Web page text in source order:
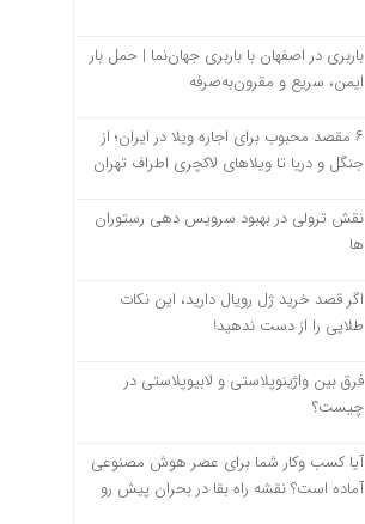
باربری در اصفهان با باربری جهان‌نما | حمل بار
ایمن، سریع و مقرون‌به‌صرفه
۶ مقصد محبوب برای اجاره ویلا در ایران؛ از
جنگل و دریا تا ویلاهای لاکچری اطراف تهران
نقش ترولی در بهبود سرویس دهی رستوران
ها
اگر قصد خرید ژل رویال دارید، این نکات
طلایی را از دست ندهید!
فرق بین واژینوپلاستی و لابیوپلاستی در
چیست؟
آیا کسب وکار شما برای عصر هوش مصنوعی
آماده است؟ نقشه راه بقا در بحران پیش رو